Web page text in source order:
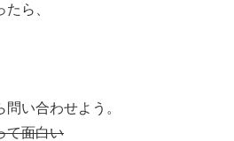
ら、
い合わせよう。
て面白い